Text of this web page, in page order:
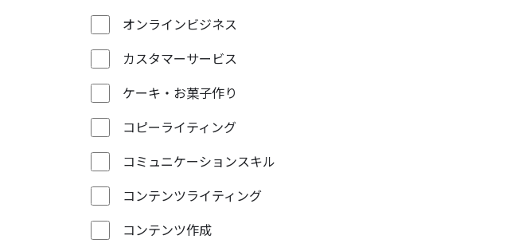
オンラインビジネス
カスタマーサービス
ケーキ・お菓子作り
コピーライティング
コミュニケーションスキル
コンテンツライティング
コンテンツ作成